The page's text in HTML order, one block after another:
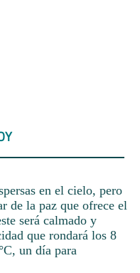
en el cielo, pero
de la paz que ofrece el
será calmado y
que rondará los 8
un día para